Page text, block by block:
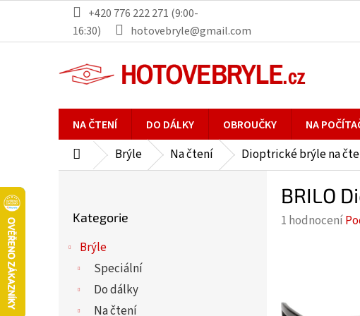
obsah
+420 776 222 271 (9:00-
16:30)
hotovebryle@gmail.com
NA ČTENÍ DO DÁLKY OBROUČKY NA
DomůBrýle Na čtení Dioptrické brýle na
kategorie
Kategorie
Brýle
Speciální
Do dálky
Na čtení
BRILO
Průměrné
z
1 hodnocení